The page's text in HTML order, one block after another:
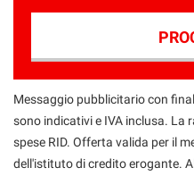
Contattaci
Messaggio pubblicitario con
sono indicativi e IVA inclusa. La
spese RID. Offerta valida per il
dell'istituto di credito erogante.